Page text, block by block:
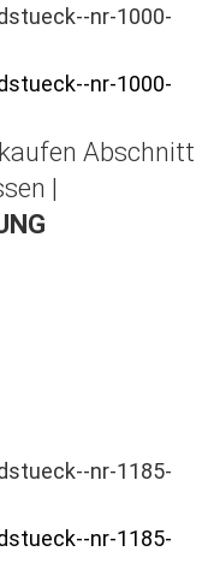
Abschnitt
|